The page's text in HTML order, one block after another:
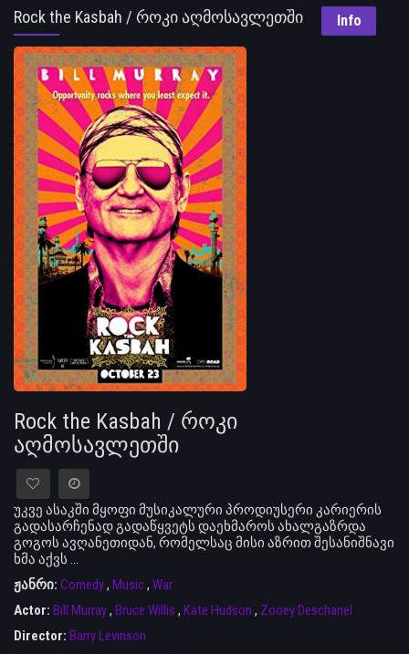
Rock the Kasbah / როკი აღმოსავლეთში Info
Rock the Kasbah / როკი
აღმოსავლეთში
უკვე ასაკში მყოფი მუსიკალური პროდიუსერი კარიერის
გადასარჩენად გადაწყვეტს დაეხმაროს ახალგაზრდა
გოგოს ავღანეთიდან, რომელსაც მისი აზრით შესანიშნავი
ხმა აქვს ...
ჟანრი: Comedy, Music, War
Actor: Bill Murray, Bruce Willis , Kate Hudson , Zooey Deschanel
Director: Barry Levinson